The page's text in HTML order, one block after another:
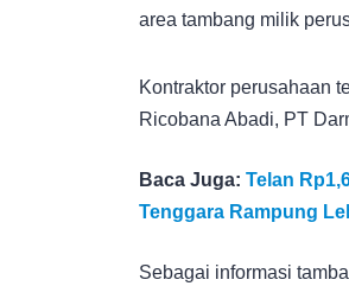
area tambang milik
Kontraktor perusahaan
Ricobana Abadi, PT
Baca Juga: Telan
Tenggara Rampung
Sebagai informasi